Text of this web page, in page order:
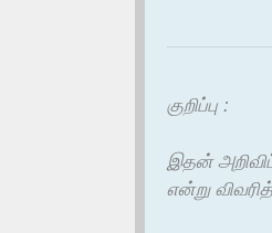
குறிப்பு :
இதன்
என்று